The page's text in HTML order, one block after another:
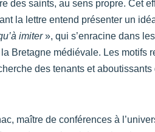
des saints, au sens propre. Cet
la lettre entend présenter un
imiter», qui s’enracine dans
Bretagne médiévale. Les motifs
des tenants et
maître de conférences à